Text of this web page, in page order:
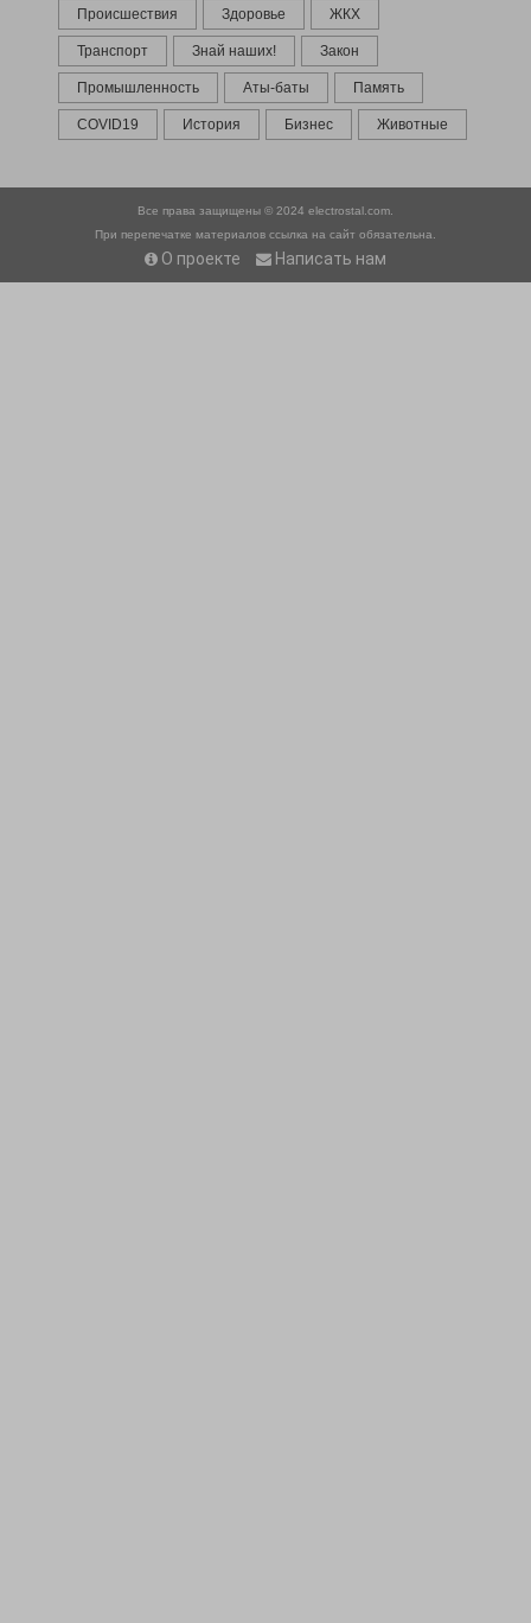
Происшествия Здоровье ЖКХ
Транспорт Знай наших! Закон
Промышленность Аты-баты Память
COVID19 История Бизнес Животные
Все права защищены © 2024 electrostal.com.
При перепечатке материалов ссылка на сайт обязательна.
О проекте Написать нам